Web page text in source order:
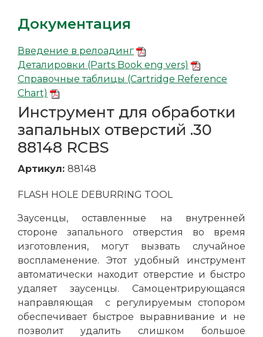
Документация
Введение в релоадинг
Деталировки (Parts Book eng vers)
Справочные таблицы (Cartridge Reference
Chart)
Инструмент для обработки
запальных отверстий .30
88148 RCBS
Артикул: 88148
FLASH HOLE DEBURRING TOOL
Заусенцы, оставленные на внутренней
стороне запального отверстия во время
изготовления, могут вызвать случайное
воспламенение. Этот удобный инструмент
автоматически находит отверстие и быстро
удаляет заусенцы. Самоцентрирующаяся
направляющая с регулируемым стопором
обеспечивает быстрое выравнивание и не
позволит удалить слишком большое